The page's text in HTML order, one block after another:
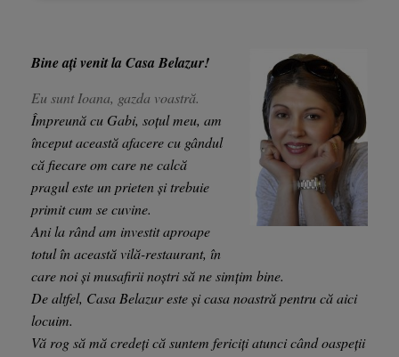
Bine ați venit la Casa Belazur!
Eu sunt Ioana, gazda voastră.
Împreună cu Gabi, soțul meu, am
început această afacere cu gândul
că fiecare om care ne calcă
pragul este un prieten și trebuie
primit cum se cuvine.
Ani la rând am investit aproape
totul în această vilă-restaurant, în
care noi și musafirii noștri să ne simțim bine.
De altfel, Casa Belazur este și casa noastră pentru că aici
locuim.
Vă rog să mă credeți că suntem fericiți atunci când oaspeții